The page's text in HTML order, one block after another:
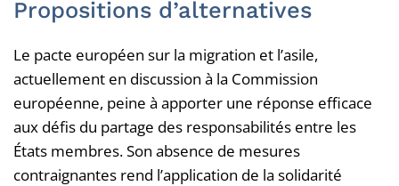
Propositions d’alternatives
Le pacte européen sur la migration et l’asile,
actuellement en discussion à la Commission
européenne, peine à apporter une réponse efficace
aux défis du partage des responsabilités entre les
États membres. Son absence de mesures
contraignantes rend l’application de la solidarité